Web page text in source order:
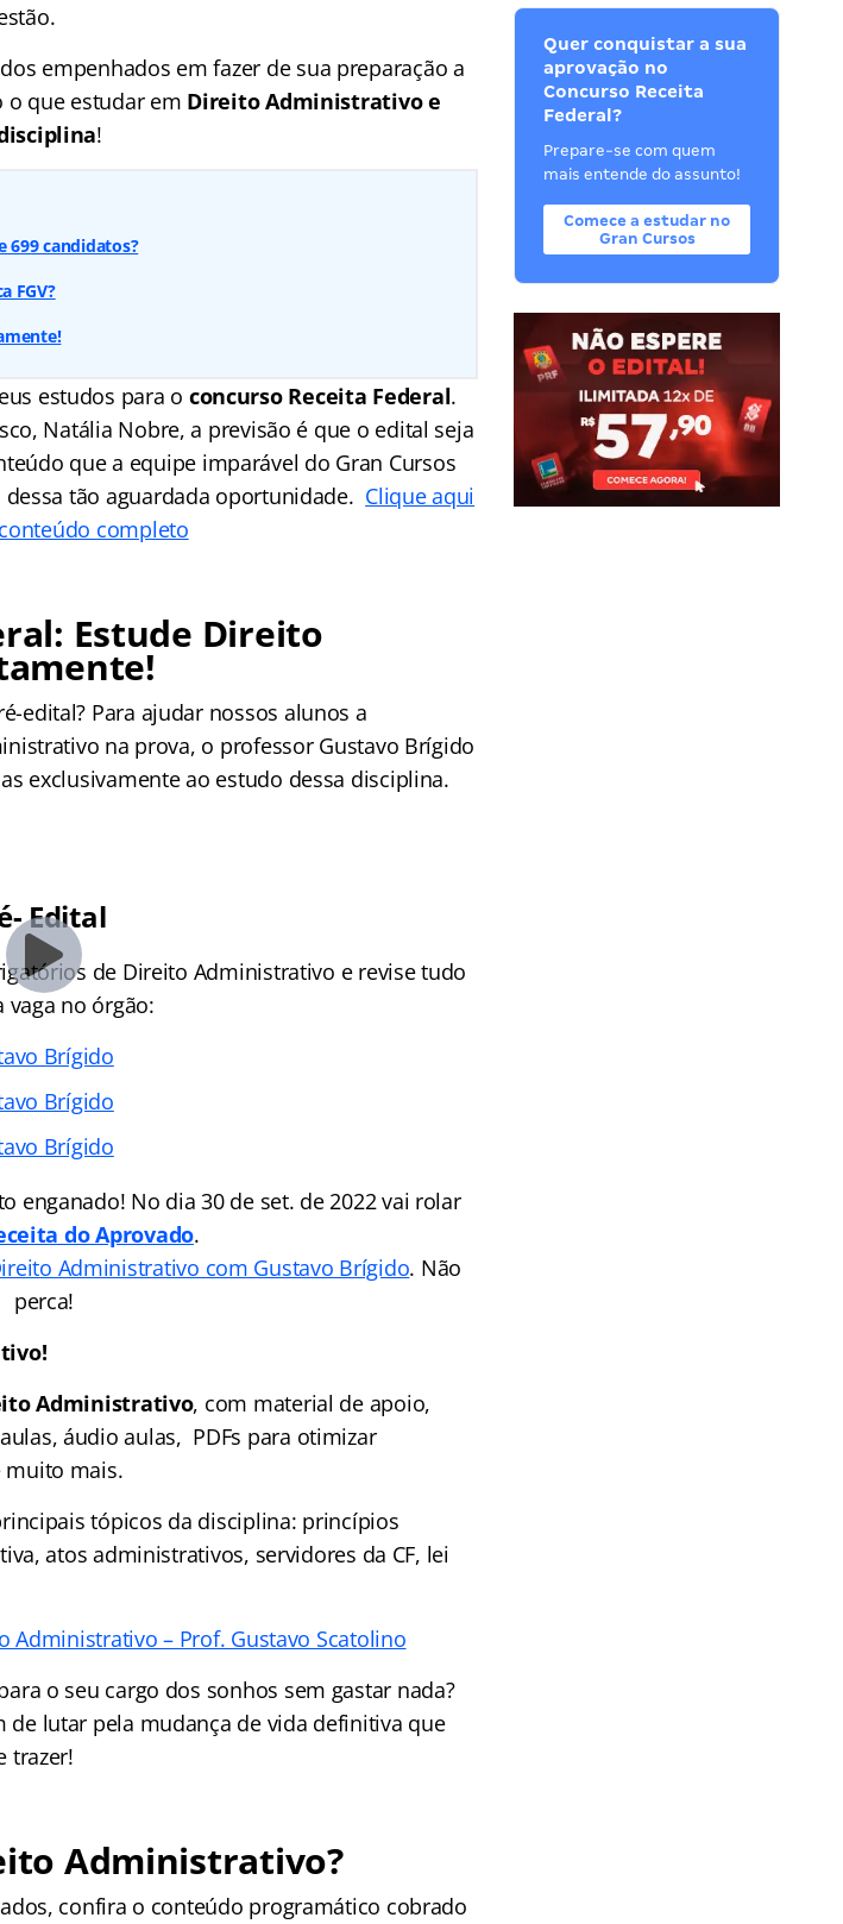
empenhados em fazer de sua preparação a
o que estudar em Direito Administrativo e
!
699 candidatos?
FGV?
estudos para o concurso Receita Federal.
Natália Nobre, a previsão é que o edital seja
que a equipe imparável do Gran Cursos
tão aguardada oportunidade. Clique aqui
completo
Estude Direito
edital? Para ajudar nossos alunos a
na prova, o professor Gustavo Brígido
exclusivamente ao estudo dessa disciplina.
Edital
de Direito Administrativo e revise tudo
vaga no órgão:
Brígido
Brígido
Brígido
enganado! No dia 30 de set. de 2022 vai rolar
do Aprovado.
Administrativo com Gustavo Brígido. Não
perca!
Administrativo, com material de apoio,
áudio aulas, PDFs para otimizar
muito mais.
tópicos da disciplina: princípios
atos administrativos, servidores da CF, lei
Administrativo – Prof. Gustavo Scatolino
o seu cargo dos sonhos sem gastar nada?
lutar pela mudança de vida definitiva que
trazer!
Administrativo?
confira o conteúdo programático cobrado
Quer conquistar a sua
aprovação no
Concurso Receita
Federal?
Prepare-se com quem
mais entende do assunto!
Comece a estudar no
Gran Cursos